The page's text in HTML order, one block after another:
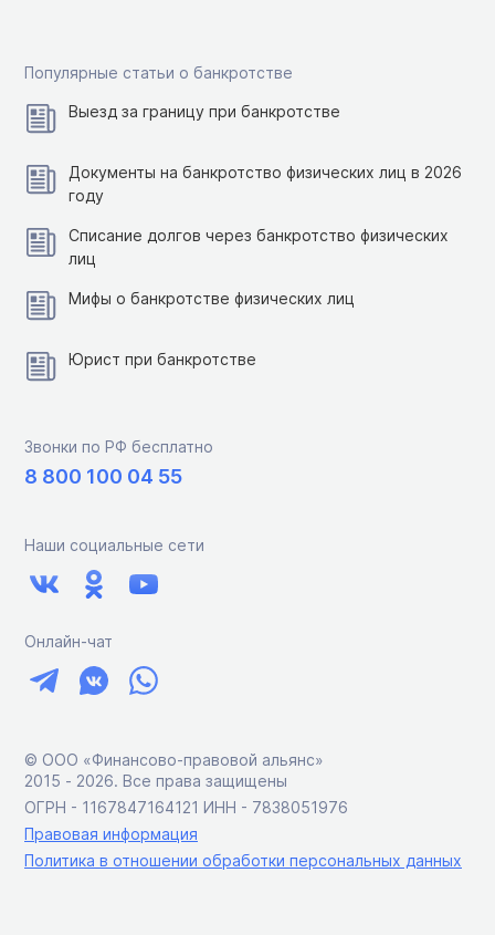
Популярные статьи о банкротстве
Выезд за границу при банкротстве
Документы на банкротство физических лиц в 2026
году
Списание долгов через банкротство физических
лиц
Мифы о банкротстве физических лиц
Юрист при банкротстве
Звонки по РФ бесплатно
8 800 100 04 55
Наши социальные сети
Онлайн-чат
© ООО «Финансово-правовой альянс»
2015 ‑ 2026. Все права защищены
ОГРН - 1167847164121 ИНН - 7838051976
Правовая информация
Политика в отношении обработки персональных данных